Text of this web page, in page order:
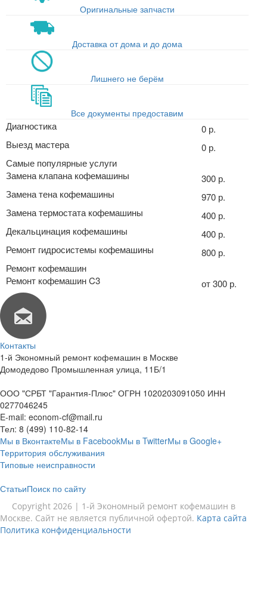
Оригинальные запчасти
Доставка от дома и до дома
Лишнего не берём
Все документы предоставим
Диагностика
0 р.
Выезд мастера
0 р.
Самые популярные услуги
Замена клапана кофемашины
300 р.
Замена тена кофемашины
970 р.
Замена термостата кофемашины
400 р.
Декальцинация кофемашины
400 р.
Ремонт гидросистемы кофемашины
800 р.
Ремонт кофемашин
Ремонт кофемашин C3
от 300 р.
Контакты
1-й Экономный ремонт кофемашин в Москве
Домодедово Промышленная улица, 11Б/1
ООО "СРБТ "Гарантия-Плюс" ОГРН 1020203091050 ИНН
0277046245
E-mail: econom-cf@mail.ru
Тел: 8 (499) 110-82-14
Мы в ВконтактеМы в FacebookМы в TwitterМы в Google+
Территория обслуживания
Типовые неисправности
СтатьиПоиск по сайту
Copyright 2026 | 1-й Экономный ремонт кофемашин в
Москве. Сайт не является публичной офертой. Карта сайта
Политика конфиденциальности